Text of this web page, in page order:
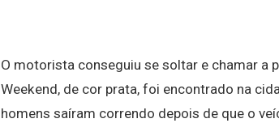
O motorista conseguiu se soltar e chamar a
Weekend, de cor prata, foi encontrado na
homens saíram correndo depois de que o